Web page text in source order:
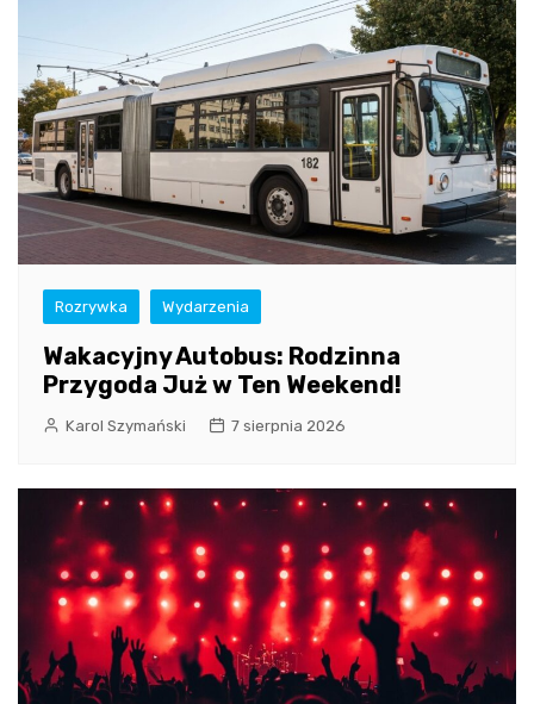
Rozrywka Wydarzenia
Wakacyjny Autobus: Rodzinna
Przygoda Już w Ten Weekend!
Karol Szymański 7 sierpnia 2026